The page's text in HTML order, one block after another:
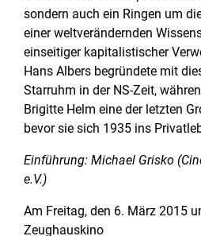
sondern auch ein Ringen um
einer weltverändernden
einseitiger kapitalistischer
Hans Albers begründete mit
Starruhm in der NS-Zeit,
Brigitte Helm eine der letzten
bevor sie sich 1935 ins
Einführung: Michael Grisko
e.V.)
Am Freitag, den 6. März 2015
Zeughauskino